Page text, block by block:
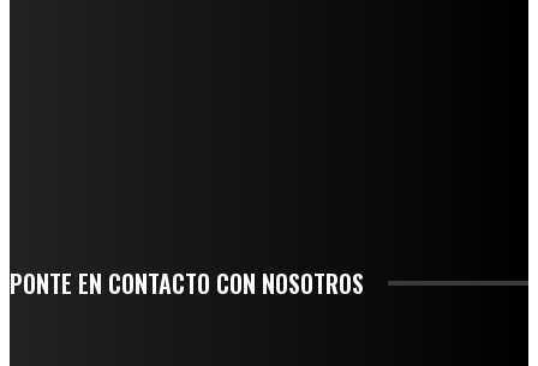
PONTE EN CONTACTO CON NOSOTROS